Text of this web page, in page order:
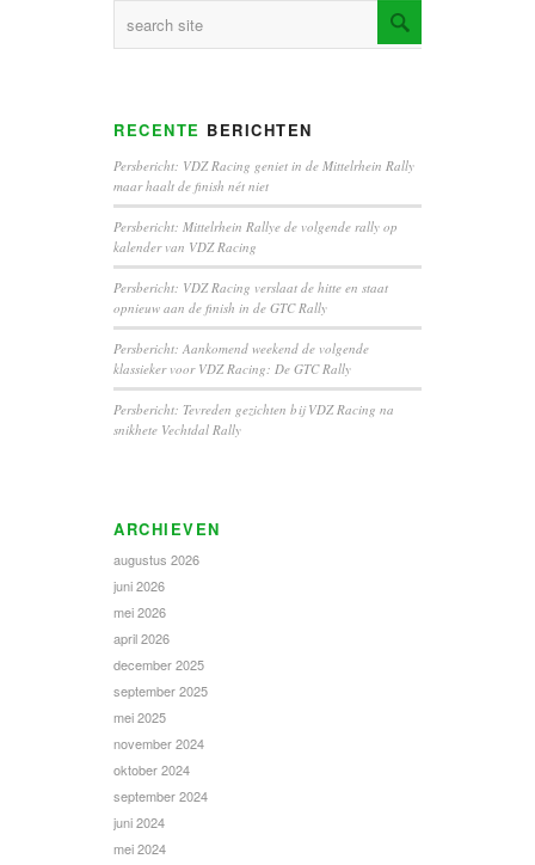
RECENTE BERICHTEN
Persbericht: VDZ Racing geniet in de Mittelrhein Rally
maar haalt de finish nét niet
Persbericht: Mittelrhein Rallye de volgende rally op
kalender van VDZ Racing
Persbericht: VDZ Racing verslaat de hitte en staat
opnieuw aan de finish in de GTC Rally
Persbericht: Aankomend weekend de volgende
klassieker voor VDZ Racing: De GTC Rally
Persbericht: Tevreden gezichten bij VDZ Racing na
snikhete Vechtdal Rally
ARCHIEVEN
augustus 2026
juni 2026
mei 2026
april 2026
december 2025
september 2025
mei 2025
november 2024
oktober 2024
september 2024
juni 2024
mei 2024